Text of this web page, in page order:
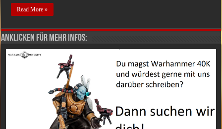
Read More »
Anklicken für mehr Infos: